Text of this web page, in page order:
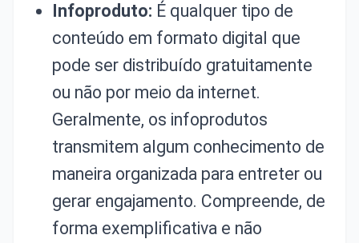
Infoproduto: É qualquer tipo de
conteúdo em formato digital que
pode ser distribuído gratuitamente
ou não por meio da internet.
Geralmente, os infoprodutos
transmitem algum conhecimento de
maneira organizada para entreter ou
gerar engajamento. Compreende, de
forma exemplificativa e não